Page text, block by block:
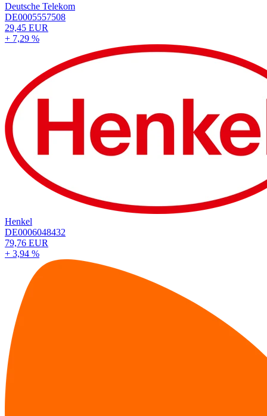
Deutsche Telekom
DE0005557508
29,45 EUR
+ 7,29 %
Henkel
DE0006048432
79,76 EUR
+ 3,94 %